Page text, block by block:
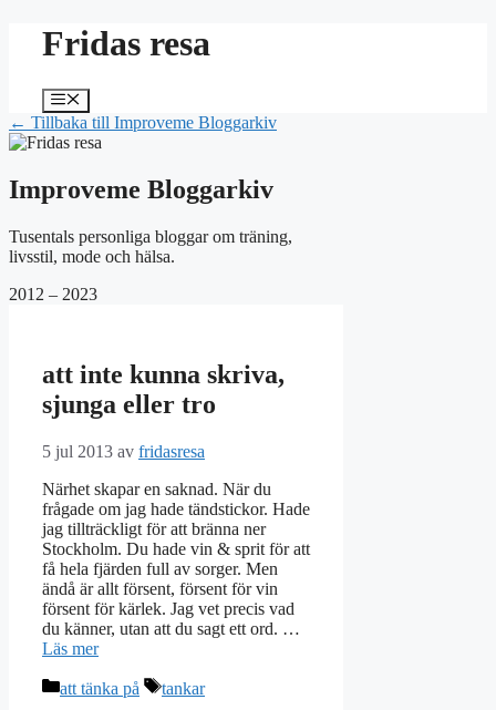
HoppaFridas resa
Meny
← Tillbaka till Improveme Bloggarkiv
Improveme Bloggarkiv
Tusentals personliga bloggar om träning,
livsstil, mode och hälsa.
2012 – 2023
att inte kunna skriva,
sjunga eller tro
5 jul 2013 av fridasresa
Närhet skapar en saknad. När du
frågade om jag hade tändstickor. Hade
jag tillträckligt för att bränna ner
Stockholm. Du hade vin & sprit för att
få hela fjärden full av sorger. Men
ändå är allt försent, försent för vin
försent för kärlek. Jag vet precis vad
du känner, utan att du sagt ett ord. …
Läs mer
Kategorier
att tänka på Etiketter
tankar